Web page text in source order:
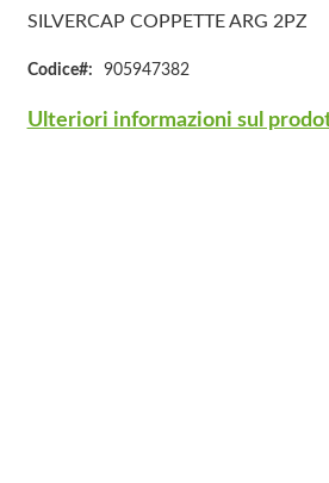
SILVERCAP COPPETTE ARG 2PZ
Codice 905947382
Ulteriori informazioni sul